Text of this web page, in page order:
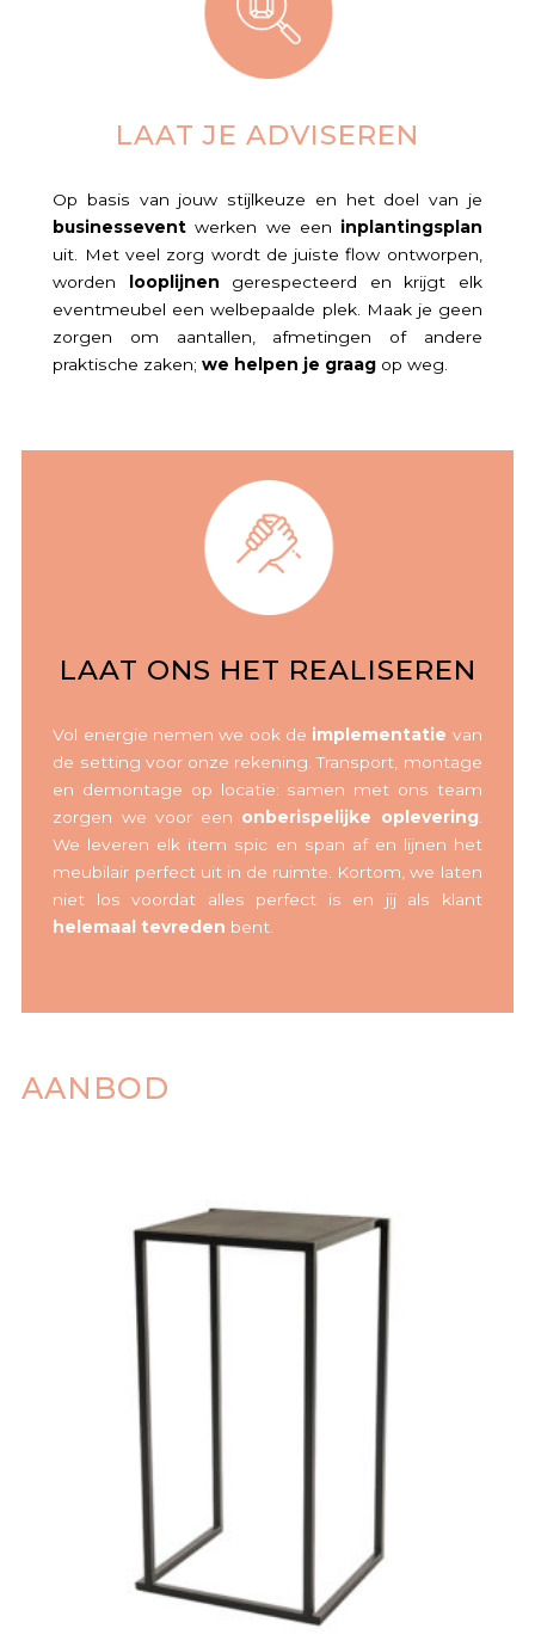
LAAT JE ADVISEREN
Op basis van jouw stijlkeuze en het doel van je
businessevent werken we een inplantingsplan
uit. Met veel zorg wordt de juiste flow ontworpen,
worden
looplijnen gerespecteerd en krijgt elk
eventmeubel een welbepaalde plek. Maak je geen
zorgen om aantallen, afmetingen of andere
praktische zaken;we helpen je graag op weg.
LAAT ONS HET REALISEREN
Vol energie nemen we ook de implementatie van
de setting voor onze rekening. Transport, montage
en demontage op locatie: samen met ons team
zorgen we voor een onberispelijke oplevering
We leveren elk item spic en span af en lijnen het
meubilair perfect uit in de ruimte. Kortom, we laten
niet los voordat alles perfect is en jij als klant
helemaal tevreden bent.
AANBOD